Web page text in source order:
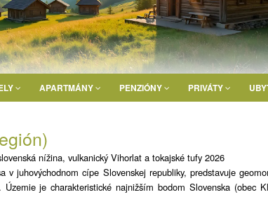
APARTMÁNY PENZIÓNY PRIVÁTY
nížina, vulkanický Vihorlat a tokajské tufy 2026
v juhovýchodnom cípe Slovenskej republiky, predstavuje
Územie je charakteristické najnižším bodom Slovenska